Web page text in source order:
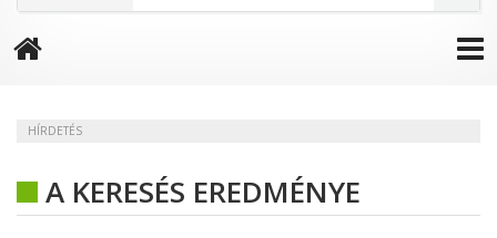
HÍRDETÉS
A KERESÉS EREDMÉNYE